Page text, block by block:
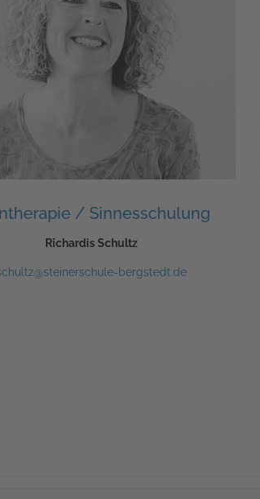
/ Sinnesschulung
Richardis Schultz
bergstedt.de